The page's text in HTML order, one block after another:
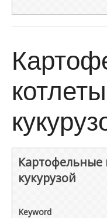
Картофельные
кукурузой
Keyword